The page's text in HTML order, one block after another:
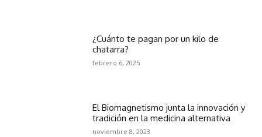
¿Cuánto te pagan por un kilo de
chatarra?
febrero 6, 2025
El Biomagnetismo junta la innovación y
tradición en la medicina alternativa
noviembre 8, 2023